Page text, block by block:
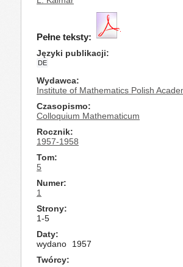
Pełne teksty:
Języki publikacji
DE
Wydawca
Institute of Mathematics Polish
Czasopismo
Colloquium Mathematicum
Rocznik
1957-1958
Tom
5
Numer
1
Strony
1-5
Daty
wydano
1957
Twórcy